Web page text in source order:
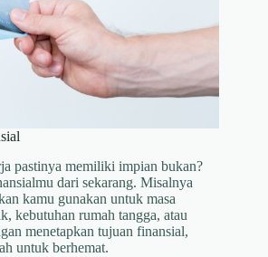
pastinya memiliki impian bukan?
dari sekarang. Misalnya
kamu gunakan untuk masa
kebutuhan rumah tangga, atau
menetapkan tujuan finansial,
untuk berhemat.